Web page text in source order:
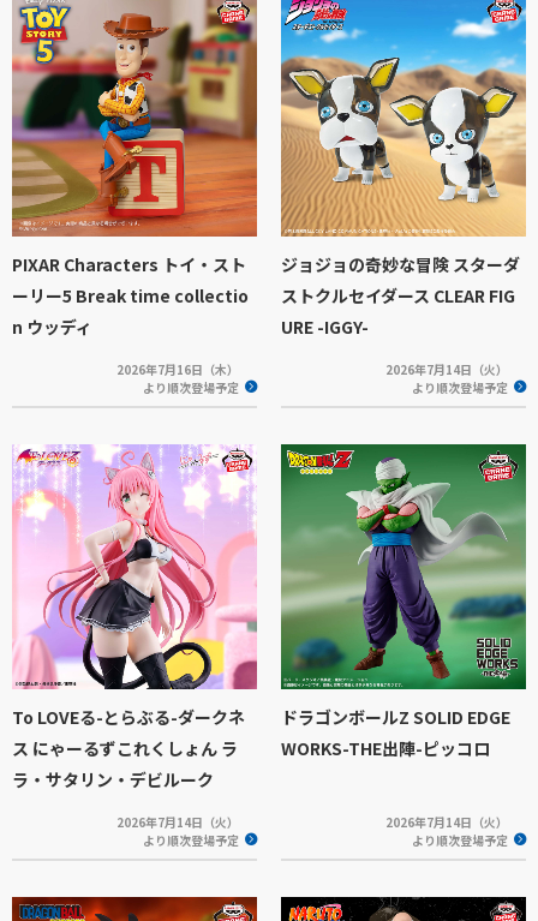
PIXAR Characters トイ・スト
ーリー5 Break time collectio
n ウッディ
2026年7月16日（木）
より順次登場予定
ジョジョの奇妙な冒険 スターダ
ストクルセイダース CLEAR FIG
URE -IGGY-
2026年7月14日（火）
より順次登場予定
To LOVEる-とらぶる-ダークネ
ス にゃーるずこれくしょん ラ
ラ・サタリン・デビルーク
2026年7月14日（火）
より順次登場予定
ドラゴンボールZ SOLID EDGE
WORKS-THE出陣-ピッコロ
2026年7月14日（火）
より順次登場予定